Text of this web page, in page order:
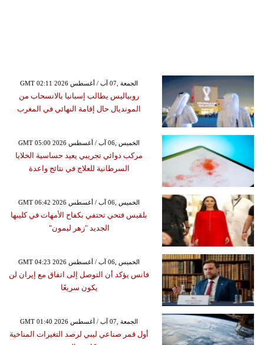
GMT 02:11 2026 الجمعة ,07 آب / أغسطس
روبياليس يطالب إسبانيا بالانسحاب من
المونديال حال إقامة النهائي في المغرب
GMT 05:00 2026 الخميس ,06 آب / أغسطس
مركب دوائي تجريبي يعيد حساسية الخلايا
السرطانية للعلاج في نتائج واعدة
GMT 06:42 2026 الخميس ,06 آب / أغسطس
بلقيس فتحي تحتفي بكفاح الأمهات في كليبها
الجديد "زهر ليمون"
GMT 04:23 2026 الخميس ,06 آب / أغسطس
فانس يؤكد أن التوصل إلى اتفاق مع إيران لن
يكون سريعًا
GMT 01:40 2026 الجمعة ,07 آب / أغسطس
أول قمر صناعي ليبي لرصد التغيرات المناخية